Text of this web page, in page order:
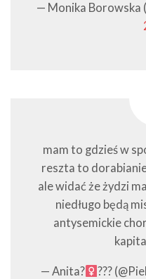
— Monika Borowska
mam to gdzieś w
reszta to
ale widać że żydzi
niedługo będą
antysemickie
— Anita?‍ ?‍?‍?